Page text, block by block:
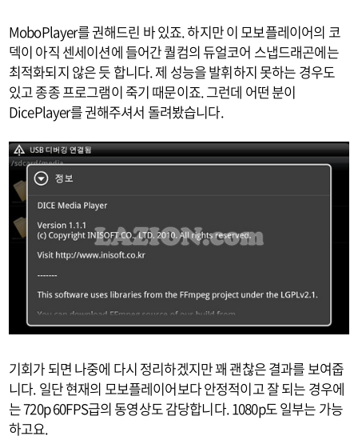
MoboPlayer를 권해드린 바 있죠. 하지만 이 모보플레이어의 코
덱이 아직 센세이션에 들어간 퀄컴의 듀얼코어 스냅드래곤에는
최적화되지 않은 듯 합니다. 제 성능을 발휘하지 못하는 경우도
있고 종종 프로그램이 죽기 때문이죠. 그런데 어떤 분이
DicePlayer를 권해주셔서 돌려봤습니다.
기회가 되면 나중에 다시 정리하겠지만 꽤 괜찮은 결과를 보여줍
니다. 일단 현재의 모보플레이어보다 안정적이고 잘 되는 경우에
는 720p 60FPS급의 동영상도 감당합니다. 1080p도 일부는 가능
하고요.